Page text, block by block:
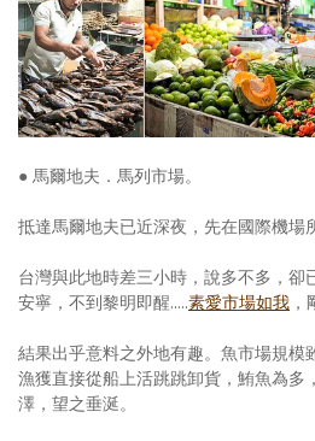
● 馬爾地夫．馬列市場。
抵達馬爾地夫已近深夜，先在國際機場
台灣與此地時差三小時，說多不多，卻
安寧，不到黎明即醒.....素愛市場如我
結果出乎意料之外地有趣。魚市場規模
漁獲直接從船上活跳跳卸貨，鮪魚為多
澤，望之垂涎。